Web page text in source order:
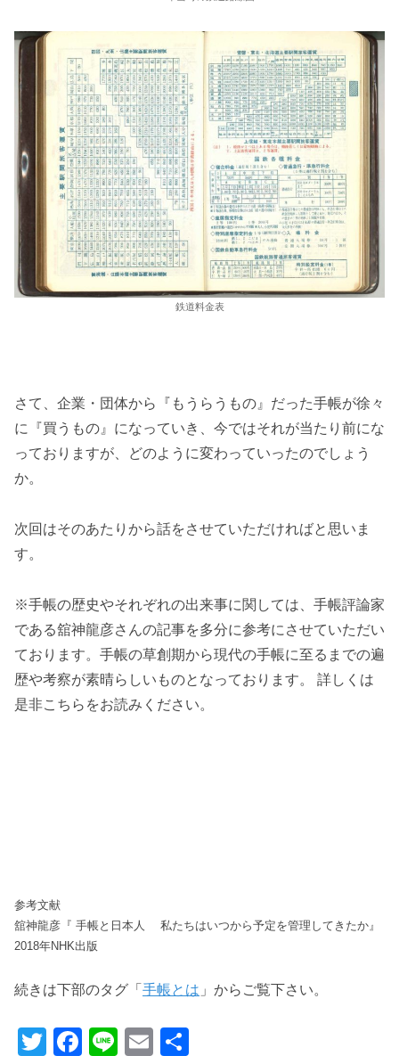
鉄道料金表
さて、企業・団体から『もうらうもの』だった手帳が徐々
に『買うもの』になっていき、今ではそれが当たり前にな
っておりますが、どのように変わっていったのでしょう
か。
次回はそのあたりから話をさせていただければと思いま
す。
※手帳の歴史やそれぞれの出来事に関しては、手帳評論家
である舘神龍彦さんの記事を多分に参考にさせていただい
ております。手帳の草創期から現代の手帳に至るまでの遍
歴や考察が素晴らしいものとなっております。 詳しくは
是非こちらをお読みください。
参考文献
舘神龍彦『 手帳と日本人 私たちはいつから予定を管理してきたか』
2018年NHK出版
続きは下部のタグ「 手帳とは 」からご覧下さい。
T
F
Li
E